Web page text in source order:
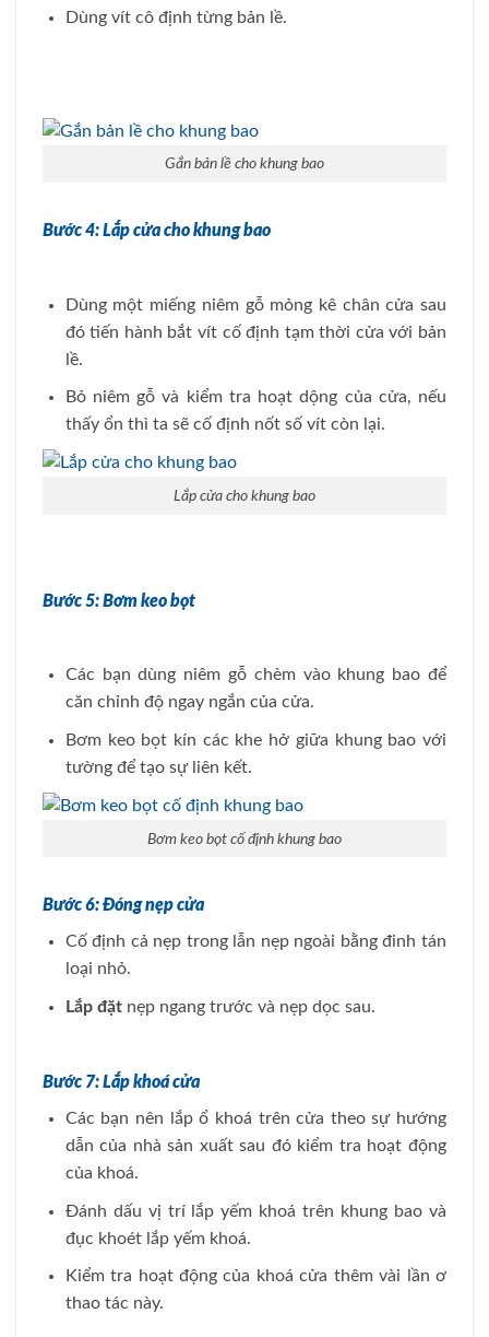
Dùng vít cô định từng bản lề.
Gắn bản lề cho khung bao
Bước 4: Lắp cửa cho khung bao
Dùng một miếng niêm gỗ mỏng kê chân cửa sau
đó tiến hành bắt vít cố định tạm thời cửa với bản
lề.
Bỏ niêm gỗ và kiểm tra hoạt dộng của cửa, nếu
thấy ổn thì ta sẽ cố định nốt số vít còn lại.
Lắp cửa cho khung bao
Bước 5: Bơm keo bọt
Các bạn dùng niêm gỗ chèm vào khung bao để
căn chỉnh độ ngay ngắn của cửa.
Bơm keo bọt kín các khe hở giữa khung bao với
tường để tạo sự liên kết.
Bơm keo bọt cố định khung bao
Bước 6: Đóng nẹp cửa
Cố định cả nẹp trong lẫn nẹp ngoài bằng đinh tán
loại nhỏ.
Lắp đặtnẹp ngang trước và nẹp dọc sau.
Bước 7: Lắp khoá cửa
Các bạn nên lắp ổ khoá trên cửa theo sự hướng
dẫn của nhà sản xuất sau đó kiểm tra hoạt động
của khoá.
Đánh dấu vị trí lắp yếm khoá trên khung bao và
đục khoét lắp yếm khoá.
Kiểm tra hoạt động của khoá cửa thêm vài lần ơ
thao tác này.